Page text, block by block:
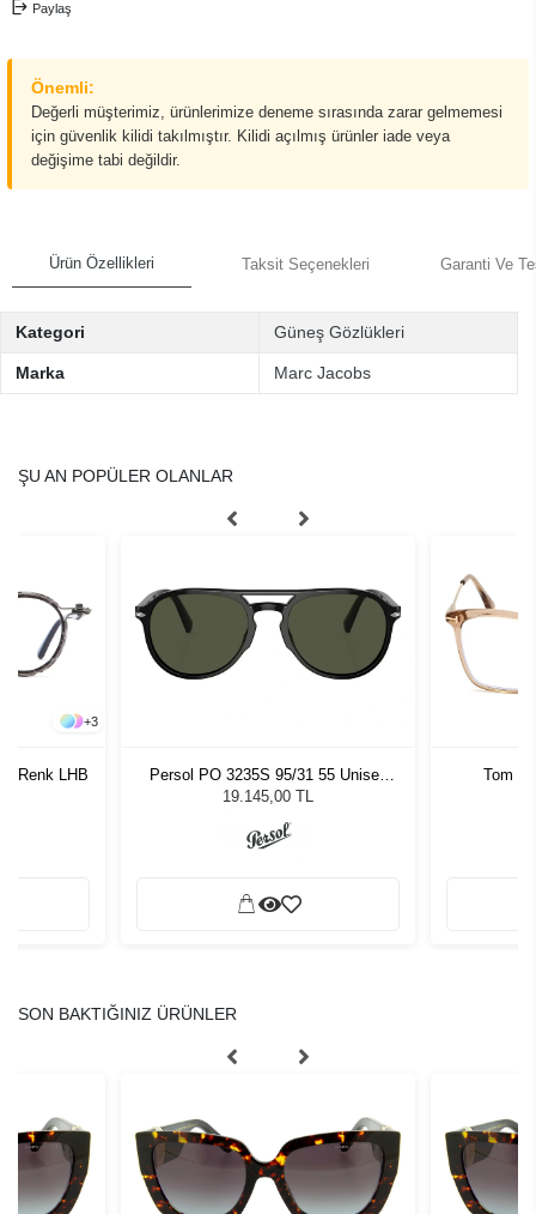
Paylaş
Önemli:
Değerli müşterimiz, ürünlerimize deneme sırasında zarar gelmemesi
için güvenlik kilidi takılmıştır. Kilidi açılmış ürünler iade veya
değişime tabi değildir.
Ürün Özellikleri Taksit Seçenekleri Garanti Ve
Kategori Güneş Gözlükleri
Marka Marc Jacobs
ŞU AN POPÜLER OLANLAR
+3
Renk LHB
Persol PO 3235S 95/31 55 Unisex
Güneş Gözlüğü
19.145,00 TL
Tom
SON BAKTIĞINIZ ÜRÜNLER